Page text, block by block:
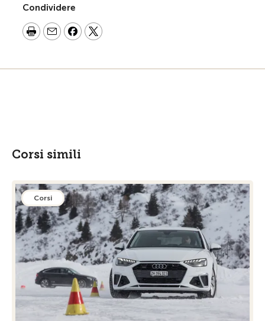
Condividere
Corsi simili
Corsi